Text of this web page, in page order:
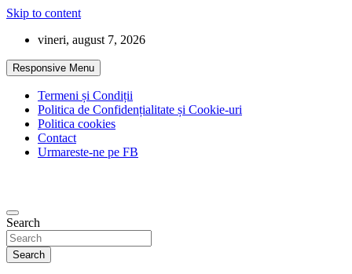
Skip to content
vineri, august 7, 2026
Responsive Menu
Termeni și Condiții
Politica de Confidențialitate și Cookie-uri
Politica cookies
Contact
Urmareste-ne pe FB
Search
Search